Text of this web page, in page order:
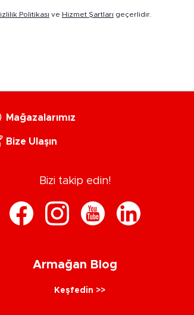
Politikası ve Hizmet Şartları geçerlidir.
Mağazalarımız
Bize Ulaşın
Bizi takip edin!
Armağan Blog
Keşfedin >>